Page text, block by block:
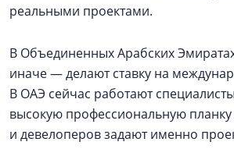
реальными проектами.
В Объединенных Арабских
иначе — делают ставку на
В ОАЭ сейчас работают
высокую профессиональную
и девелоперов задают именно